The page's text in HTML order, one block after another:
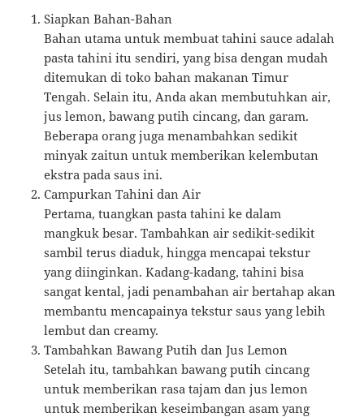
Siapkan Bahan-Bahan
Bahan utama untuk membuat tahini sauce adalah
pasta tahini itu sendiri, yang bisa dengan mudah
ditemukan di toko bahan makanan Timur
Tengah. Selain itu, Anda akan membutuhkan air,
jus lemon, bawang putih cincang, dan garam.
Beberapa orang juga menambahkan sedikit
minyak zaitun untuk memberikan kelembutan
ekstra pada saus ini.
Campurkan Tahini dan Air
Pertama, tuangkan pasta tahini ke dalam
mangkuk besar. Tambahkan air sedikit-sedikit
sambil terus diaduk, hingga mencapai tekstur
yang diinginkan. Kadang-kadang, tahini bisa
sangat kental, jadi penambahan air bertahap akan
membantu mencapainya tekstur saus yang lebih
lembut dan creamy.
Tambahkan Bawang Putih dan Jus Lemon
Setelah itu, tambahkan bawang putih cincang
untuk memberikan rasa tajam dan jus lemon
untuk memberikan keseimbangan asam yang